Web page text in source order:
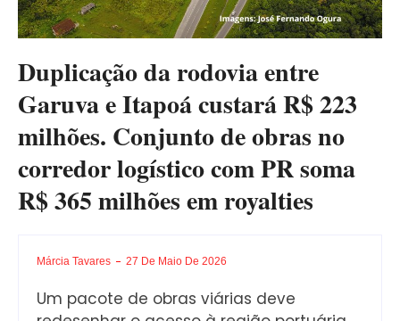
Duplicação da rodovia entre
Garuva e Itapoá custará R$ 223
milhões. Conjunto de obras no
corredor logístico com PR soma
R$ 365 milhões em royalties
Márcia Tavares 27 De Maio De 2026
Um pacote de obras viárias deve